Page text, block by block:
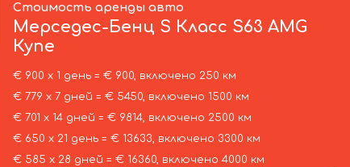
Стоимость аренды авто
Мерседес-Бенц S Класс S63 AMG
Купе
€ 900 х 1 день = € 900, включено 250 км
€ 779 х 7 дней = € 5450, включено 1500 км
€ 701 х 14 дней = € 9814, включено 2500 км
€ 650 х 21 день = € 13633, включено 3300 км
€ 585 х 28 дней = € 16360, включено 4000 км